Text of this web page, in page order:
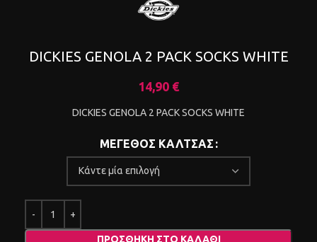
DICKIES GENOLA 2 PACK SOCKS WHITE
14,90 €
DICKIES GENOLA 2 PACK SOCKS WHITE
ΜΕΓΕΘΟΣ ΚΑΛΤΣΑΣ
ΠΡΟΣΘΉΚΗ ΣΤΟ ΚΑΛΆΘΙ